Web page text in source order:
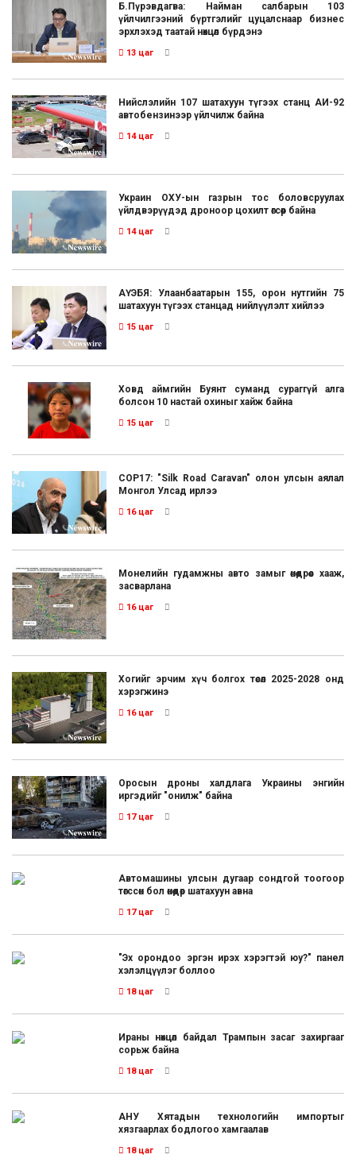
Б.Пүрэвдагва: Найман салбарын 103
үйлчилгээний бүртгэлийг цуцалснаар бизнес
эрхлэхэд таатай нөхцөл бүрдэнэ
13 цаг
Нийслэлийн 107 шатахуун түгээх станц АИ-92
автобензинээр үйлчилж байна
14 цаг
Украин ОХУ-ын газрын тос боловсруулах
үйлдвэрүүдэд дроноор цохилт өгсөөр байна
14 цаг
АҮЭБЯ: Улаанбаатарын 155, орон нутгийн 75
шатахуун түгээх станцад нийлүүлэлт хийлээ
15 цаг
Ховд аймгийн Буянт суманд сураггүй алга
болсон 10 настай охиныг хайж байна
15 цаг
COP17: "Silk Road Caravan" олон улсын аялал
Монгол Улсад ирлээ
16 цаг
Монелийн гудамжны авто замыг өнөөдрөөс хааж,
засварлана
16 цаг
Хогийг эрчим хүч болгох төсөл 2025-2028 онд
хэрэгжинэ
16 цаг
Оросын дроны халдлага Украины энгийн
иргэдийг "онилж" байна
17 цаг
Автомашины улсын дугаар сондгой тоогоор
төгссөн бол өнөөдөр шатахуун авна
17 цаг
"Эх орондоо эргэн ирэх хэрэгтэй юу?" панел
хэлэлцүүлэг боллоо
18 цаг
Ираны нөхцөл байдал Трампын засаг захиргааг
сорьж байна
18 цаг
АНУ Хятадын технологийн импортыг
хязгаарлах бодлогоо хамгаалав
18 цаг